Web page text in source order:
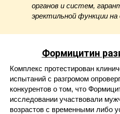
органов и систем,
эректильной функции на
Формицитин
Комплекс протестирован
испытаний с разгромом
конкурентов о том, что
исследовании участвовали
возрастов с временными либо